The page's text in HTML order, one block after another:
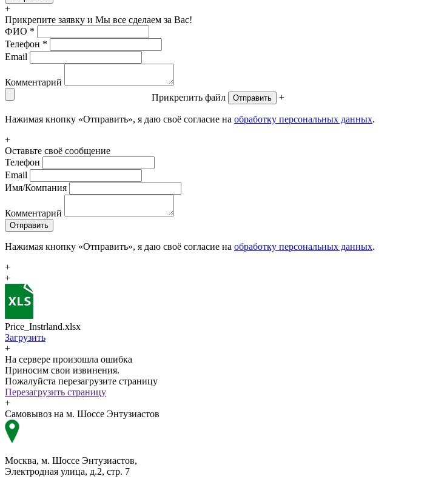
+
Прикрепите заявку и Мы все сделаем за Вас!
ФИО *
Телефон *
Email
Комментарий
Прикрепить файл
Отправить +
Нажимая кнопку «Отправить», я даю своё согласие на обработку персональных данных.
+
Оставьте своё сообщение
Телефон
Email
Имя/Компания
Комментарий
Отправить
Нажимая кнопку «Отправить», я даю своё согласие на обработку персональных данных.
+
+
Price_Instrland.xlsx
Загрузить
+
На сервере произошла ошибка
Приносим свои извинения.
Пожалуйста перезагрузите страницу
Перезагрузить страницу
+
Самовывоз на м. Шоссе Энтузиастов
Москва, м. Шоссе Энтузиастов,
Электродная улица, д.2, стр. 7